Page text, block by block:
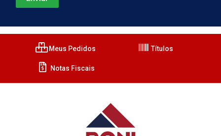
Meus Pedidos Títulos
Notas Fiscais